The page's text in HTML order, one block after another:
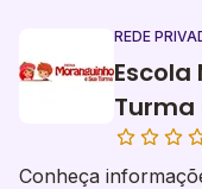
REDE
Escola
Turma
Conheça